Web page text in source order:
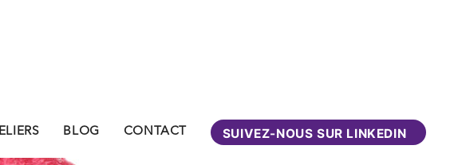
BLOG CONTACT SUIVEZ-NOUS SUR LINKEDIN